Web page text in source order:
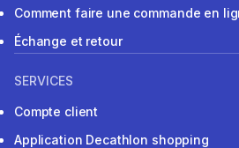
Comment faire une commande en
Échange et retour
SERVICES
Compte client
Application Decathlon shopping